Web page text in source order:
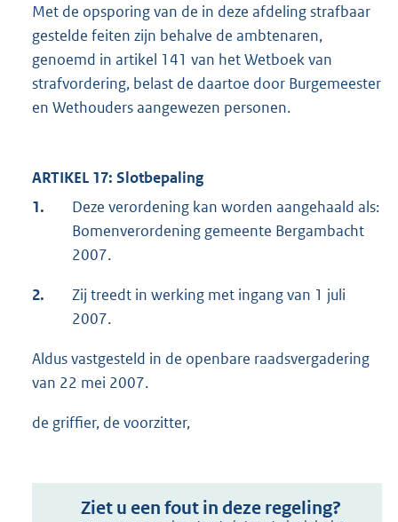
Met de opsporing van de in deze afdeling strafbaar
gestelde feiten zijn behalve de ambtenaren,
genoemd in artikel 141 van het Wetboek van
strafvordering, belast de daartoe door Burgemeester
en Wethouders aangewezen personen.
ARTIKEL 17: Slotbepaling
1.
Deze verordening kan worden aangehaald als:
Bomenverordening gemeente Bergambacht
2007.
2.
Zij treedt in werking met ingang van 1 juli
2007.
Aldus vastgesteld in de openbare raadsvergadering
van 22 mei 2007.
de griffier, de voorzitter,
Ziet u een fout in deze regeling?